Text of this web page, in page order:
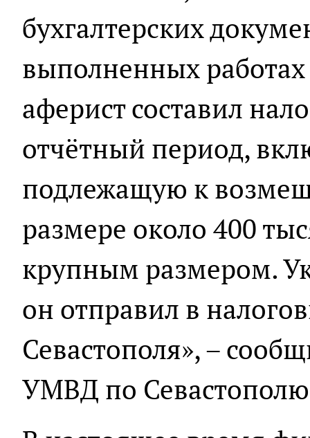
бухгалтерских
выполненных работах
аферист составил
отчётный период,
подлежащую к
размере около 400
крупным размером.
он отправил в
Севастополя», –
УМВД по